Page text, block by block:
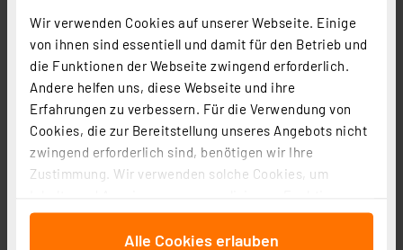
Wir verwenden Cookies auf unserer Webseite. Einige
von ihnen sind essentiell und damit für den Betrieb und
die Funktionen der Webseite zwingend erforderlich.
Andere helfen uns, diese Webseite und ihre
Erfahrungen zu verbessern. Für die Verwendung von
Cookies, die zur Bereitstellung unseres Angebots nicht
zwingend erforderlich sind, benötigen wir Ihre
Zustimmung. Wir verwenden solche Cookies, um
für soziale Medien anbieten zu können und die Zugriffe
auf unsere Website zu analysieren. Außerdem geben
Alle Cookies erlauben
ELV Bausatz LED-Lichterbogen LED-SB1, ohne Netzteil
(4)